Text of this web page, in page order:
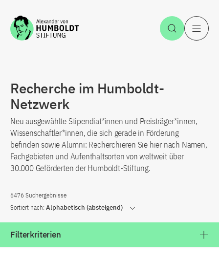
Zum Inhalt springen Suche
Recherche im Humboldt-
Netzwerk
Neu ausgewählte Stipendiat*innen und Preisträger*innen,
Wissenschaftler*innen, die sich gerade in Förderung
befinden sowie Alumni: Recherchieren Sie hier nach Namen,
Fachgebieten und Aufenthaltsorten von weltweit über
30.000 Geförderten der Humboldt-Stiftung.
6476 Suchergebnisse
Sortiert nach: Alphabetisch (absteigend)
Filterkriterien